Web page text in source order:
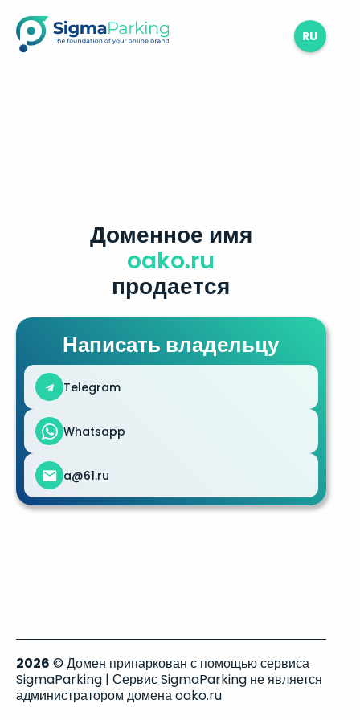
RU
Доменное имя
oako.ru
продается
Написать владельцу
Telegram
Whatsapp
a@61.ru
2026 © Домен припаркован с помощью сервиса
SigmaParking | Сервис SigmaParking не является
администратором домена oako.ru